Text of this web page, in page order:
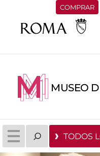
COMPRAR
MUSEO
TODOS